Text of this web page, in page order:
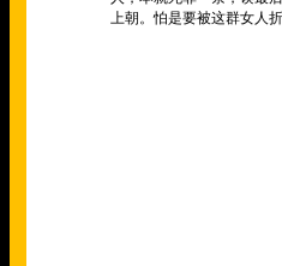
上朝。怕是要被这群女人